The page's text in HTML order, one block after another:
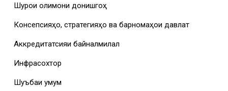
Шурои олимони донишгоҳ
Консепсияҳо, стратегияҳо ва барномаҳои давлатӣ
Аккредитатсияи байналмилалӣ
Инфрасохтор
Шуъбаи умумӣ